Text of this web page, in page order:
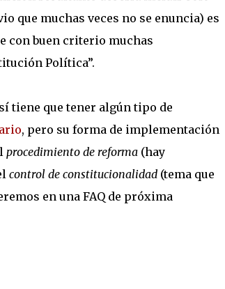
que muchas veces no se enuncia) es
con buen criterio muchas
Política”.
tiene que tener algún tipo de
, pero su forma de implementación
procedimiento de reforma (hay
control de constitucionalidad (tema que
en una FAQ de próxima